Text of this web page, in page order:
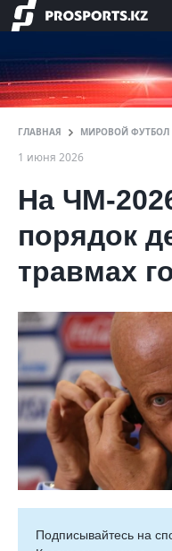
ГЛАВНАЯ МИРОВОЙ ФУТБОЛ
1 июня 2026
На ЧМ-
порядок
травмах
Подписывайтесь на